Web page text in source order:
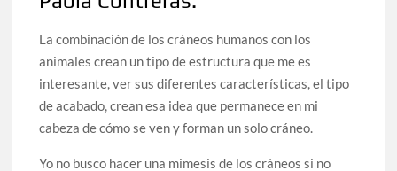
celebrarse en Delicias
Amplía Biblioteca Central “Carlos Montemayor”
La combinación de los cráneos humanos con los
animales crean un tipo de estructura que me es
interesante, ver sus diferentes características, el tipo
de acabado, crean esa idea que permanece en mi
cabeza de cómo se ven y forman un solo cráneo.
Yo no busco hacer una mimesis de los cráneos si no